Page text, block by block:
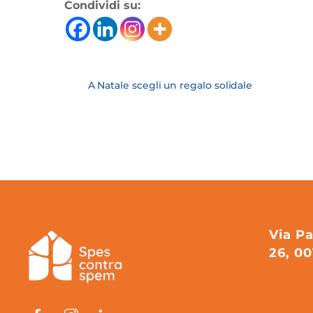
Condividi su:
A Natale scegli un regalo solidale
FacebookInstagram
Via
26,